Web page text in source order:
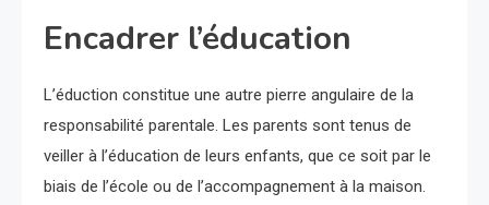
Encadrer l’éducation
L’éduction constitue une autre pierre angulaire de la
responsabilité parentale. Les parents sont tenus de
veiller à l’éducation de leurs enfants, que ce soit par le
biais de l’école ou de l’accompagnement à la maison.